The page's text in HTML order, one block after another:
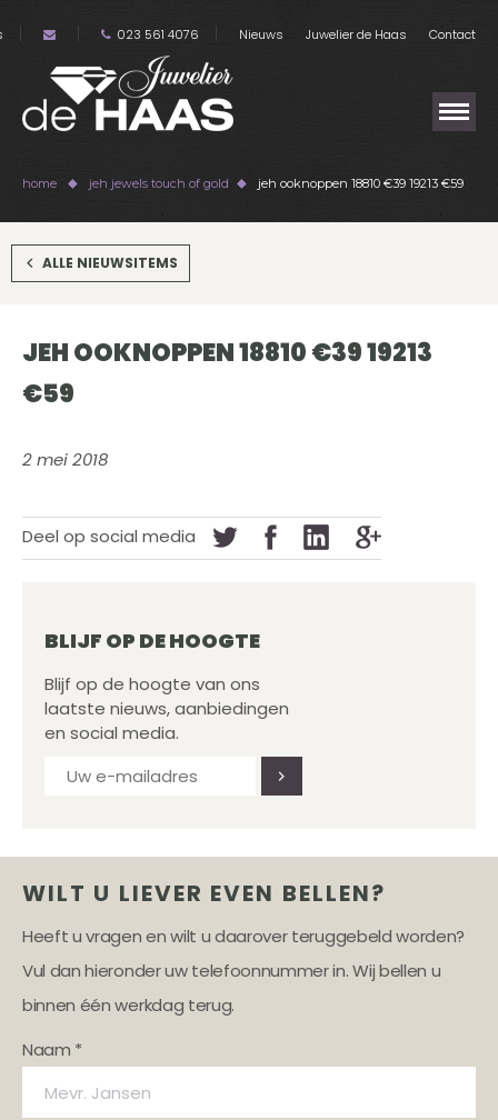
023 561 4076 Nieuws Juwelier de Haas Contact
home jeh jewels touch of gold jeh ooknoppen 18810 €39 19213 €59
ALLE NIEUWSITEMS
JEH OOKNOPPEN 18810 €39 19213
€59
2 mei 2018
Deel op social media
BLIJF OP DE HOOGTE
Blijf op de hoogte van ons
laatste nieuws, aanbiedingen
en social media.
WILT U LIEVER EVEN BELLEN?
Heeft u vragen en wilt u daarover teruggebeld worden?
Vul dan hieronder uw telefoonnummer in. Wij bellen u
binnen één werkdag terug.
Naam *